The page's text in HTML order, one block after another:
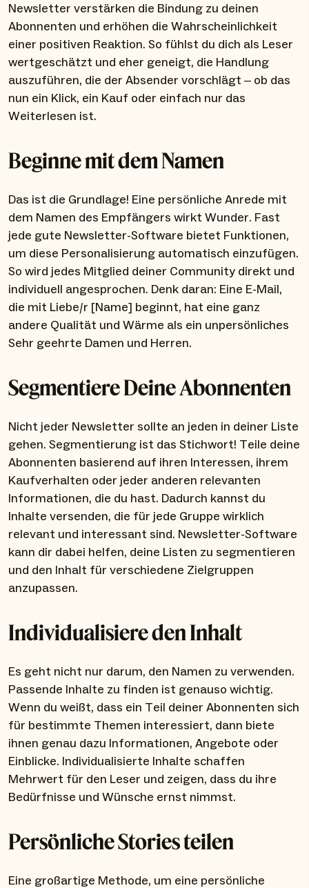
Newsletter verstärken die Bindung zu deinen
Abonnenten und erhöhen die Wahrscheinlichkeit
einer positiven Reaktion. So fühlst du dich als Leser
wertgeschätzt und eher geneigt, die Handlung
auszuführen, die der Absender vorschlägt – ob das
nun ein Klick, ein Kauf oder einfach nur das
Weiterlesen ist.
Beginne mit dem Namen
Das ist die Grundlage! Eine persönliche Anrede mit
dem Namen des Empfängers wirkt Wunder. Fast
jede gute Newsletter-Software bietet Funktionen,
um diese Personalisierung automatisch einzufügen.
So wird jedes Mitglied deiner Community direkt und
individuell angesprochen. Denk daran: Eine E-Mail,
die mit Liebe/r [Name] beginnt, hat eine ganz
andere Qualität und Wärme als ein unpersönliches
Sehr geehrte Damen und Herren.
Segmentiere Deine Abonnenten
Nicht jeder Newsletter sollte an jeden in deiner Liste
gehen. Segmentierung ist das Stichwort! Teile deine
Abonnenten basierend auf ihren Interessen, ihrem
Kaufverhalten oder jeder anderen relevanten
Informationen, die du hast. Dadurch kannst du
Inhalte versenden, die für jede Gruppe wirklich
relevant und interessant sind. Newsletter-Software
kann dir dabei helfen, deine Listen zu segmentieren
und den Inhalt für verschiedene Zielgruppen
anzupassen.
Individualisiere den Inhalt
Es geht nicht nur darum, den Namen zu verwenden.
Passende Inhalte zu finden ist genauso wichtig.
Wenn du weißt, dass ein Teil deiner Abonnenten sich
für bestimmte Themen interessiert, dann biete
ihnen genau dazu Informationen, Angebote oder
Einblicke. Individualisierte Inhalte schaffen
Mehrwert für den Leser und zeigen, dass du ihre
Bedürfnisse und Wünsche ernst nimmst.
Persönliche Stories teilen
Eine großartige Methode, um eine persönliche